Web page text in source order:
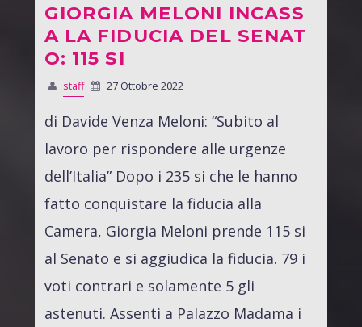
GIORGIA MELONI INCASS
A LA FIDUCIA DEL SENAT
O: 115 SI
staff 27 Ottobre 2022
di Davide Venza Meloni: “Subito al
lavoro per rispondere alle urgenze
dell’Italia” Dopo i 235 si che le hanno
fatto conquistare la fiducia alla
Camera, Giorgia Meloni prende 115 si
al Senato e si aggiudica la fiducia. 79 i
voti contrari e solamente 5 gli
astenuti. Assenti a Palazzo Madama i